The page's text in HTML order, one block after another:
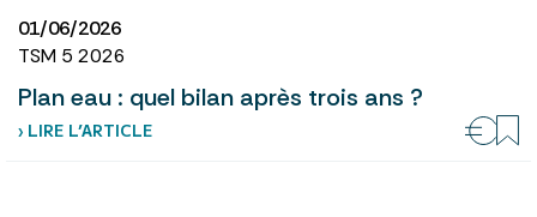
01/06/2026
TSM 5 2026
Plan eau : quel bilan après trois ans ?
› LIRE L’ARTICLE